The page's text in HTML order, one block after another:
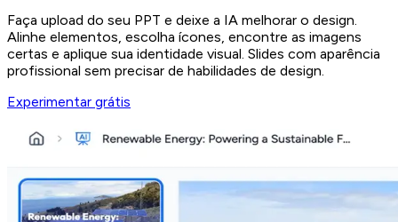
Faça upload do seu PPT e deixe a IA melhorar o design.
Alinhe elementos, escolha ícones, encontre as imagens
certas e aplique sua identidade visual. Slides com aparência
profissional sem precisar de habilidades de design.
Experimentar grátis